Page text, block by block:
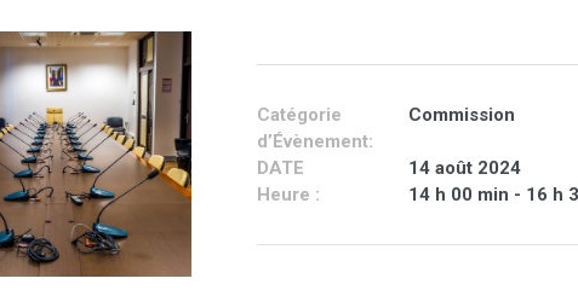
Catégorie
d’Évènement:
Commission
DATE
14 août 2024
Heure :
14 h 00 min - 16 h